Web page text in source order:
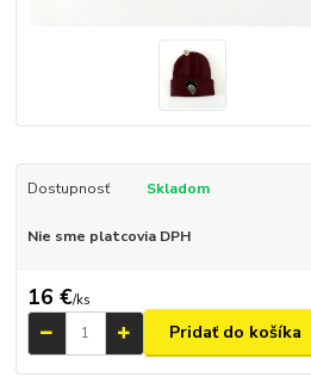
Dostupnosť Skladom
Nie sme platcovia DPH
16 €/ks
Pridať do košíka